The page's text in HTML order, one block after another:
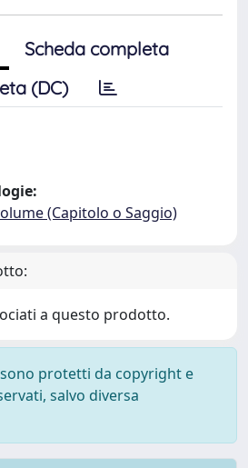
Scheda completa
(DC)
(Capitolo o Saggio)
a questo prodotto.
protetti da copyright e
salvo diversa